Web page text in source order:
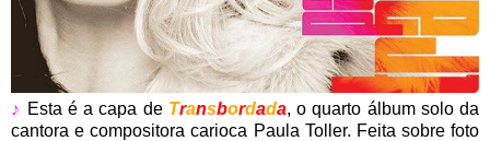
♪ Esta é a capa de Transbordada, o quarto álbum solo da
cantora e compositora carioca Paula Toller. Feita sobre foto